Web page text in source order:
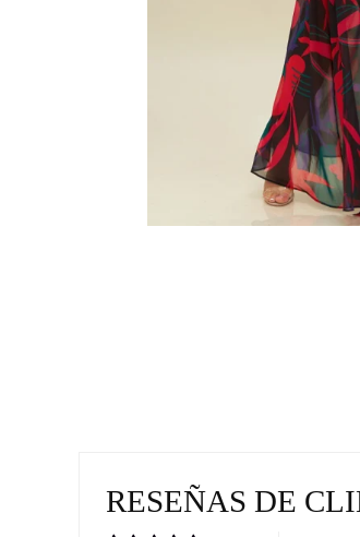
RESEÑAS DE